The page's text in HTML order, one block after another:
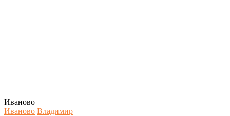
Иваново
Иваново Владимир